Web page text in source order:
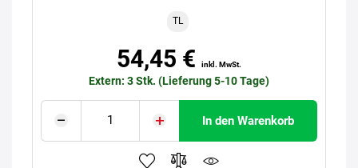
TL
54,45 € inkl. MwSt.
Extern: 3 Stk. (Lieferung 5-10 Tage)
In den Warenkorb